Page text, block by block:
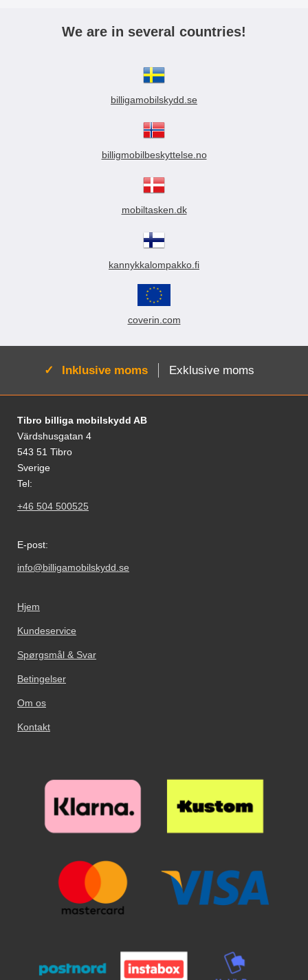
We are in several countries!
billigamobilskydd.se
billigmobilbeskyttelse.no
mobiltasken.dk
kannykkalompakko.fi
coverin.com
Aktiv:
Inklusive moms Exklusive moms
Fodnoter Blandede oplysninger og links
Tibro billiga mobilskydd AB
Värdshusgatan 4
543 51 Tibro
Sverige
Tel:
+46 504 500525
E-post:
info@billigamobilskydd.se
Hjem
Kundeservice
Spørgsmål & Svar
Betingelser
Om os
Kontakt